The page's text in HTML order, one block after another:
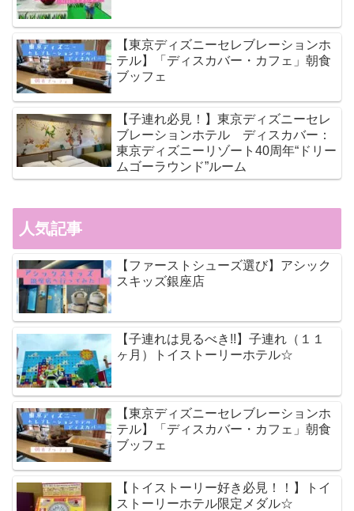
【東京ディズニーセレブレーションホ
テル】「ディスカバー・カフェ」朝食
ブッフェ
【子連れ必見！】東京ディズニーセレ
ブレーションホテル ディスカバー：
東京ディズニーリゾート40周年“ドリー
ムゴーラウンド”ルーム
人気記事
【ファーストシューズ選び】アシック
スキッズ銀座店
【子連れは見るべき!!】子連れ（１１
ヶ月）トイストーリーホテル☆
【東京ディズニーセレブレーションホ
テル】「ディスカバー・カフェ」朝食
ブッフェ
【トイストーリー好き必見！！】トイ
ストーリーホテル限定メダル☆